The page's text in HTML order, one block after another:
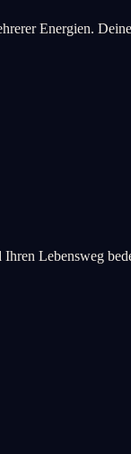
Energien.
Lebensweg